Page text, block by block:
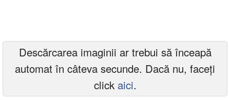
Felicitari muzicale personalizate
Descărcarea imaginii ar trebui să înceapă
automat în câteva secunde. Dacă nu, faceți
click aici.